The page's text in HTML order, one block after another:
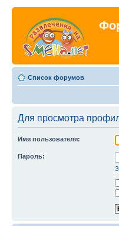
Список форумов
Для просмотра
Имя пользователя:
Пароль: